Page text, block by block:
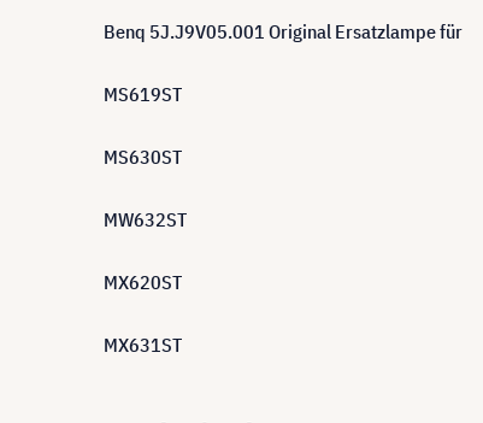
Benq 5J.J9V05.001 Original Ersatzlampe für
MS619ST
MS630ST
MW632ST
MX620ST
MX631ST